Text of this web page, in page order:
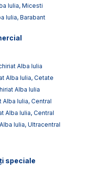
Iulia, Micesti
Iulia, Barabant
Alba Iulia
Alba Iulia, Cetate
Alba Iulia
Iulia, Central
Alba Iulia, Central
Iulia, Ultracentral
speciale